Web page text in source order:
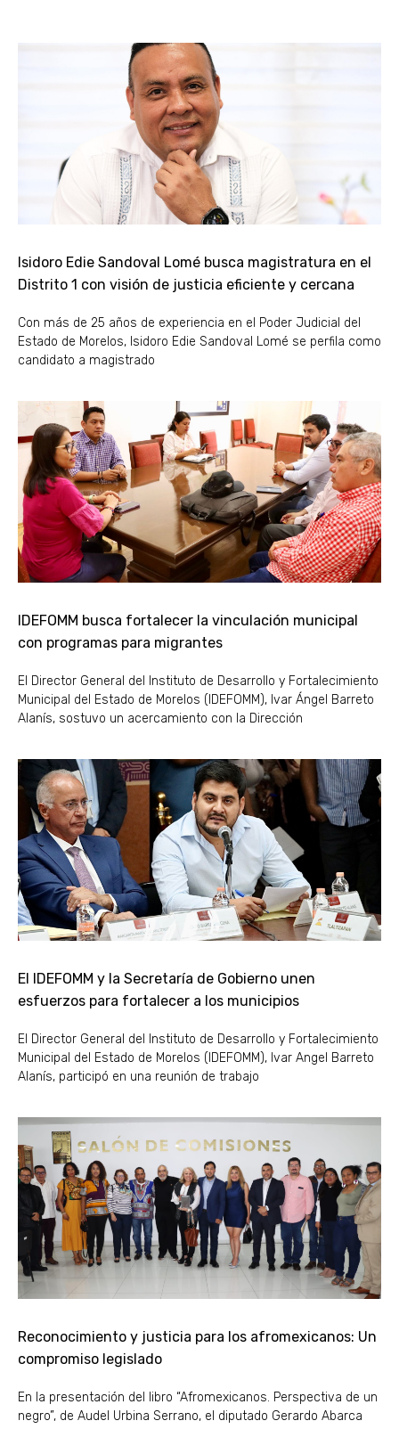
Isidoro Edie Sandoval Lomé busca magistratura en el
Distrito 1 con visión de justicia eficiente y cercana
Con más de 25 años de experiencia en el Poder Judicial del
Estado de Morelos, Isidoro Edie Sandoval Lomé se perfila como
candidato a magistrado
IDEFOMM busca fortalecer la vinculación municipal
con programas para migrantes
El Director General del Instituto de Desarrollo y Fortalecimiento
Municipal del Estado de Morelos (IDEFOMM), Ivar Ángel Barreto
Alanís, sostuvo un acercamiento con la Dirección
El IDEFOMM y la Secretaría de Gobierno unen
esfuerzos para fortalecer a los municipios
El Director General del Instituto de Desarrollo y Fortalecimiento
Municipal del Estado de Morelos (IDEFOMM), Ivar Angel Barreto
Alanís, participó en una reunión de trabajo
Reconocimiento y justicia para los afromexicanos: Un
compromiso legislado
En la presentación del libro “Afromexicanos. Perspectiva de un
negro”, de Audel Urbina Serrano, el diputado Gerardo Abarca